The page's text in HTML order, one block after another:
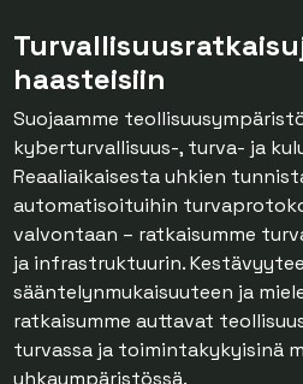
haasteisiin
Suojaamme
kyberturvallisuus-, turva- ja
Reaaliaikaisesta uhkien
automatisoituihin
valvontaan – ratkaisumme
ja infrastruktuurin.
sääntelynmukaisuuteen ja
ratkaisumme auttavat
turvassa ja toimintakykyisinä
uhkaympäristössä.